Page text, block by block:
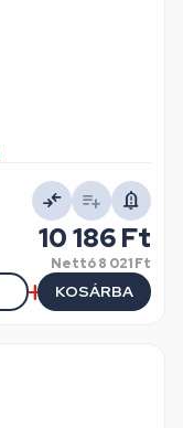
10 186 Ft
Nettó8 021 Ft
KOSÁRBA